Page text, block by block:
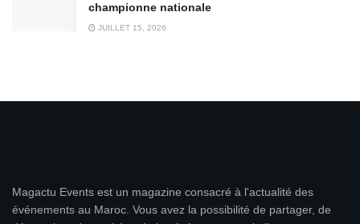
championne nationale
JUILLET 15, 2026
Magactu Events est un magazine consacré à l'actualité des
événements au Maroc. Vous avez la possibilité de partager, de